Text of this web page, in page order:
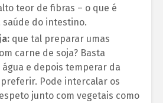
teor de fibras – o que é
saúde do intestino.
que tal preparar umas
carne de soja? Basta
e depois temperar da
Pode intercalar os
junto com vegetais como